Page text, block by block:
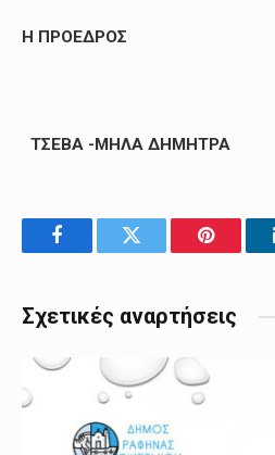
Η ΠΡΟΕΔΡΟΣ
ΤΣΕΒΑ -ΜΗΛΑ ΔΗΜΗΤΡΑ
FacebookTwitter Pinterest
Σχετικές αναρτήσεις